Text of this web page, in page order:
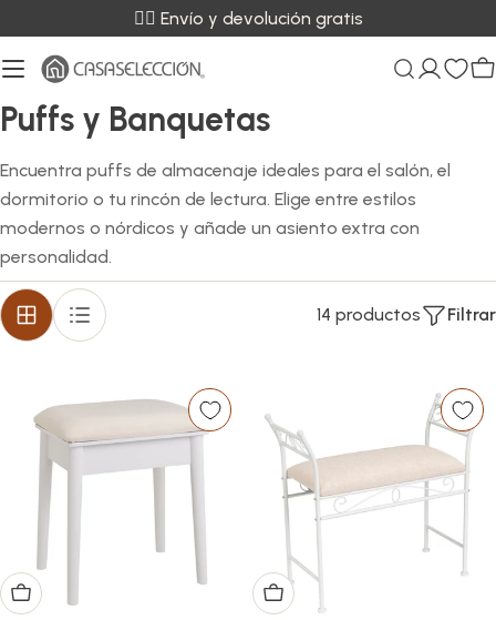
al
contenido
✌🏼 Envío y devolución gratis
C
o
l
e
c
c
i
Puffs y Banquetas
Encuentra puffs de almacenaje ideales para el salón, el
dormitorio o tu rincón de lectura. Elige entre estilos
modernos o nórdicos y añade un asiento extra con
personalidad.
14 productos Filtrar
Añadir al carrito Añadir al carrito